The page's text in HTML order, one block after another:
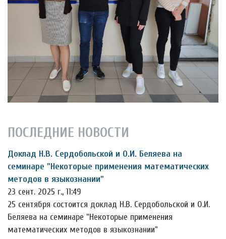
ПОСЛЕДНИЕ НОВОСТИ
Доклад Н.В. Сердобольской и О.И. Беляева на
семинаре "Некоторые применения математических
методов в языкознании"
23 сент. 2025 г., 11:49
25 сентября состоится доклад Н.В. Сердобольской и О.И.
Беляева на семинаре "Некоторые применения
математических методов в языкознании"